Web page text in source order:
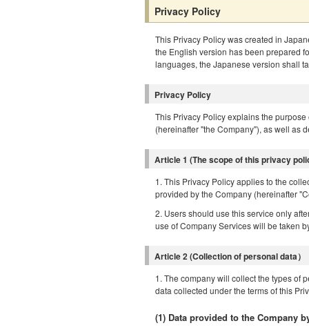
Privacy Policy
This Privacy Policy was created in
the English version has been prepared
languages, the Japanese version shall
Privacy Policy
This Privacy Policy explains the
(hereinafter "the Company"), as well as
Article 1 (The scope of this privacy
1. This Privacy Policy applies to the
provided by the Company (hereinafter
2. Users should use this service only
use of Company Services will be taken
Article 2 (Collection of personal data）
1. The company will collect the types of
data collected under the terms of this
(1) Data provided to the Company